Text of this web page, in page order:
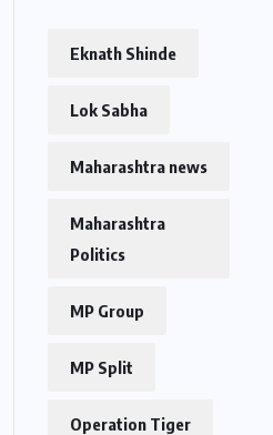
Eknath Shinde
Lok Sabha
Maharashtra news
Maharashtra
Politics
MP Group
MP Split
Operation Tiger